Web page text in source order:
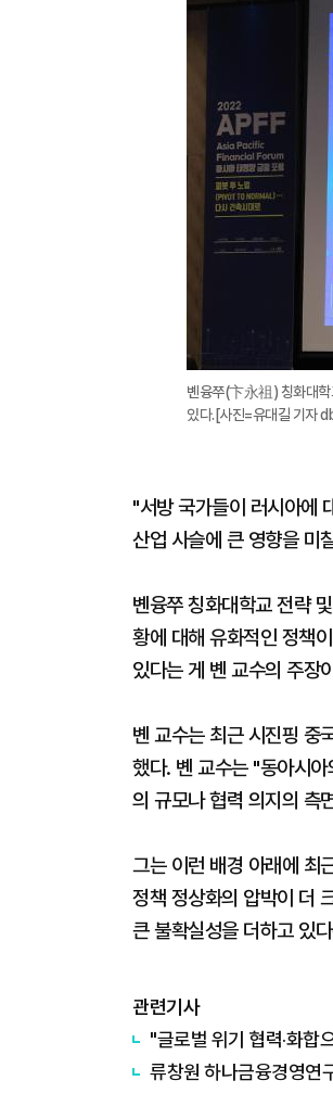
볜융쭈(卞永祖) 칭화대학
있다.[사진=유대길 기
"서방 국가들이 러시아에
산업 사슬에 큰 영향을 미
볜융쭈 칭화대학교 전략
황에 대해 유화적인 정책
있다는 게 볜 교수의 주장
볜 교수는 최근 시진핑 중
했다. 볜 교수는 "동아시
의 규모나 협력 의지의 측
그는 이런 배경 아래에 최
정책 정상화의 압박이 더
큰 불확실성을 더하고 있
관련기사
​"글로벌 위기 협력‧화합
류창원 하나금융경영연